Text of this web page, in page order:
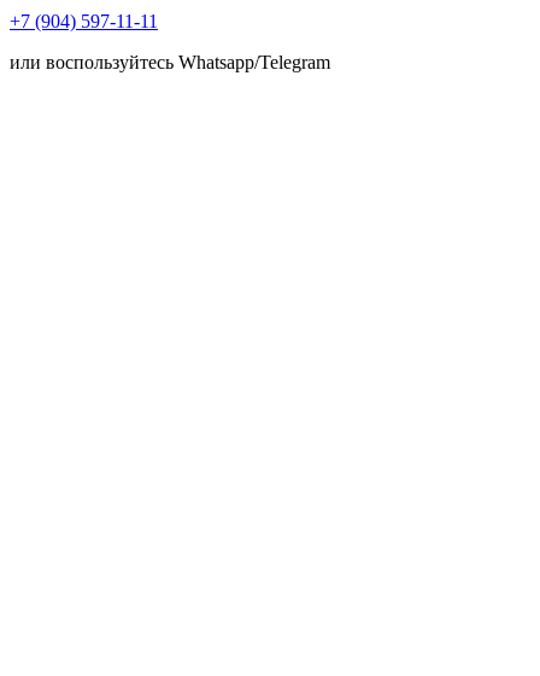
+7 (904) 597-11-11
или воспользуйтесь Whatsapp/Telegram